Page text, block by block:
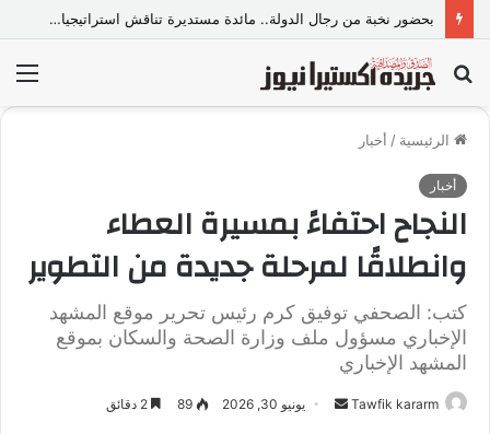
بحضور نخبة من رجال الدولة.. مائدة مستديرة تناقش استراتيجيات المواجهة القانونية لخطاب الكراهية والتطرف
بحث
عن
الرئيسية / أخبار
أخبار
النجاح احتفاءً بمسيرة العطاء
وانطلاقًا لمرحلة جديدة من التطوير
كتب: الصحفي توفيق كرم رئيس تحرير موقع المشهد
الإخباري مسؤول ملف وزارة الصحة والسكان بموقع
المشهد الإخباري
Tawfik kararm يونيو 30, 2026 89